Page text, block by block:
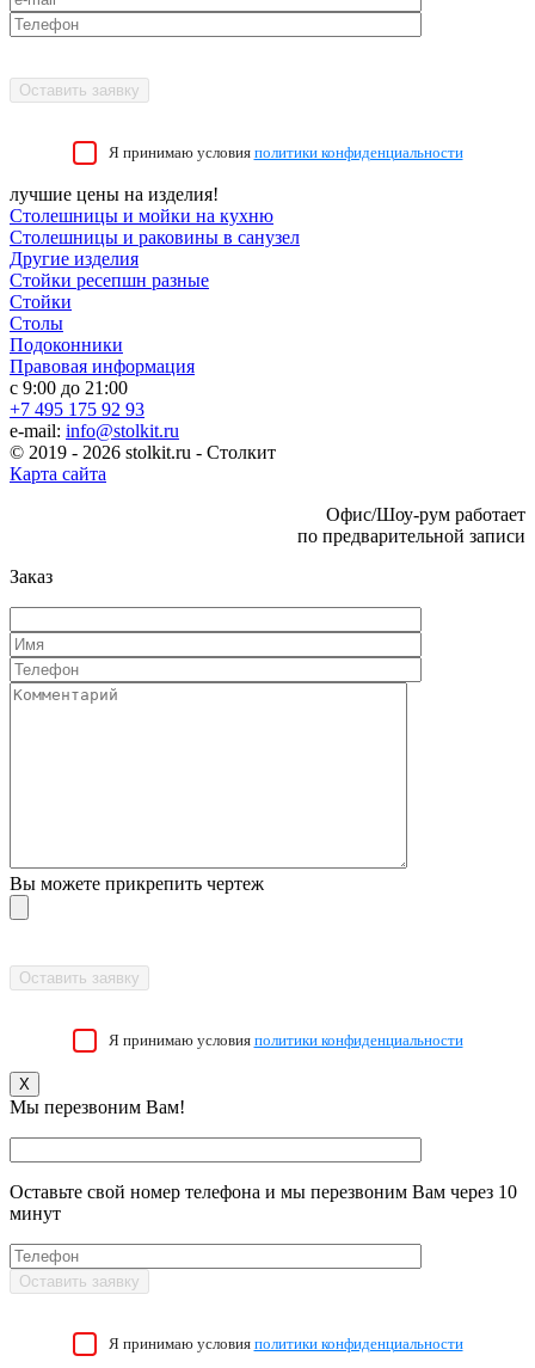
Я принимаю условия политики конфиденциальности
лучшие цены на изделия!
Столешницы и мойки на кухню
Столешницы и раковины в санузел
Другие изделия
Стойки ресепшн разные
Стойки
Столы
Подоконники
Правовая информация
с 9:00 до 21:00
+7 495 175 92 93
e-mail: info@stolkit.ru
© 2019 - 2026 stolkit.ru - Столкит
Карта сайта
Офис/Шоу-рум работает
по предварительной записи
Заказ
Вы можете прикрепить чертеж
Я принимаю условия политики конфиденциальности
X
Мы перезвоним Вам!
Оставьте свой номер телефона и мы перезвоним Вам через 10
минут
Я принимаю условия политики конфиденциальности